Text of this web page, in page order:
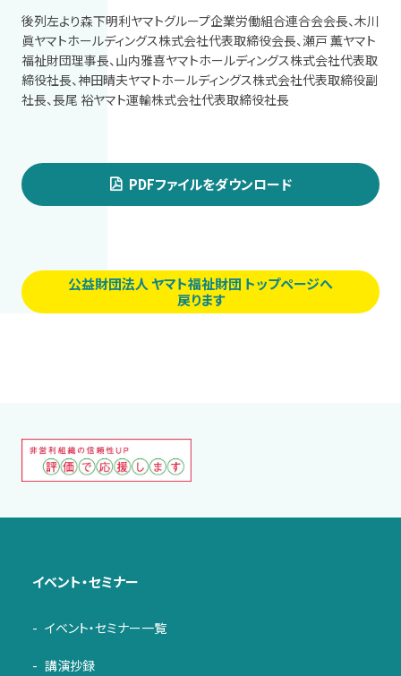
後列左より森下明利ヤマトグループ企業労働組合連合会会長、木川
眞ヤマトホールディングス株式会社代表取締役会長、瀬戸 薫ヤマト
福祉財団理事長、山内雅喜ヤマトホールディングス株式会社代表取
締役社長、神田晴夫ヤマトホールディングス株式会社代表取締役副
社長、長尾 裕ヤマト運輸株式会社代表取締役社長
PDFファイルをダウンロード
公益財団法人 ヤマト福祉財団 トップページへ
戻ります
イベント・セミナー
イベント・セミナー一覧
講演抄録